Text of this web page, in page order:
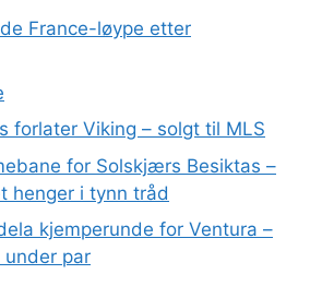
France-løype etter
forlater Viking – solgt til MLS
for Solskjærs Besiktas –
henger i tynn tråd
kjemperunde for Ventura –
under par